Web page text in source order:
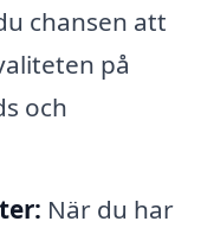
chansen att
på
och
När du har